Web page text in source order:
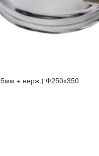
+ нерж.) Ф250х350